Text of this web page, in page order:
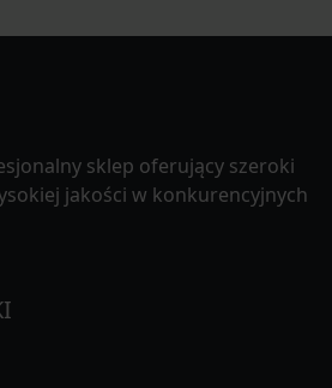
sklep oferujący szeroki
jakości w konkurencyjnych